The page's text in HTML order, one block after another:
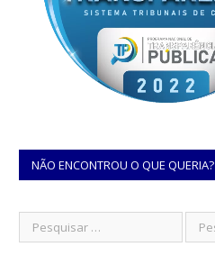
NÃO ENCONTROU O QUE QUERIA?